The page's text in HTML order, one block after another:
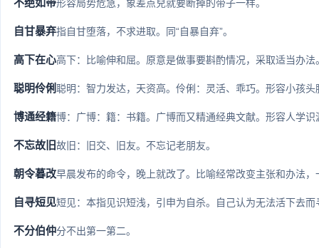
不绝如带形容局势危急，象差点兒就要断掉的带子一样。
自甘暴弃指自甘堕落，不求进取。同“自暴自弃”。
高下在心高下：比喻伸和屈。原意是做事要斟酌情况，采取适当办
聪明伶俐聪明：智力发达，天资高。伶俐：灵活、乖巧。形容小孩
博通经籍博：广博：籍：书籍。广博而又精通经典文献。形容人学识
不忘故旧故旧：旧交、旧友。不忘记老朋友。
朝令暮改早晨发布的命令，晚上就改了。比喻经常改变主张和办法
自寻短见短见：本指见识短浅，引申为自杀。自己认为无法活下去而
不分伯仲分不出第一第二。